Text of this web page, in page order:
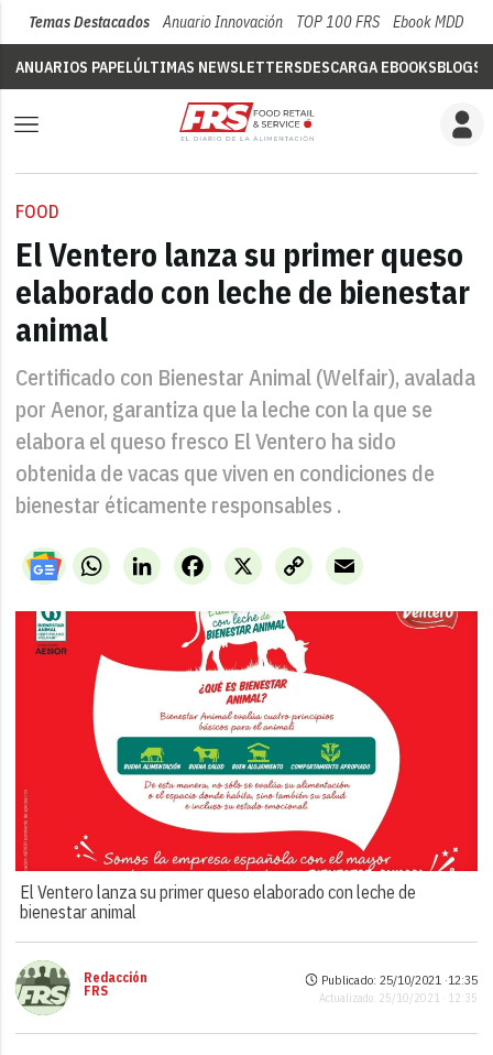
Temas Destacados Anuario Innovación TOP 100 FRS Ebook MDD
ANUARIOS PAPELÚLTIMAS NEWSLETTERSDESCARGA EBOOKSBLOGS
FOOD
El Ventero lanza su primer queso
elaborado con leche de bienestar
animal
Certificado con Bienestar Animal (Welfair), avalada
por Aenor, garantiza que la leche con la que se
elabora el queso fresco El Ventero ha sido
obtenida de vacas que viven en condiciones de
bienestar éticamente responsables .
WhatsAppLinkedIn X
Facebook
Copy
Link
Email
El Ventero lanza su primer queso elaborado con leche de
bienestar animal
Redacción
FRS
Publicado: 25/10/2021 ·12:35
Actualizado: 25/10/2021 · 12:35